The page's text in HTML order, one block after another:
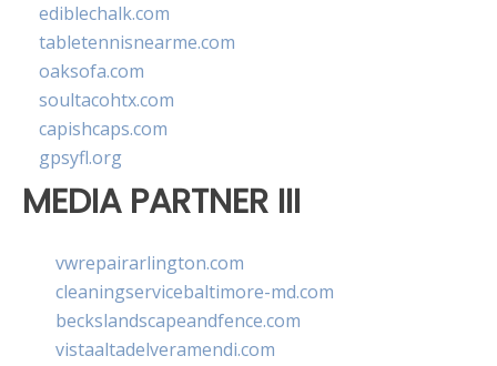
ediblechalk.com
tabletennisnearme.com
oaksofa.com
soultacohtx.com
capishcaps.com
gpsyfl.org
MEDIA PARTNER III
vwrepairarlington.com
cleaningservicebaltimore-md.com
beckslandscapeandfence.com
vistaaltadelveramendi.com